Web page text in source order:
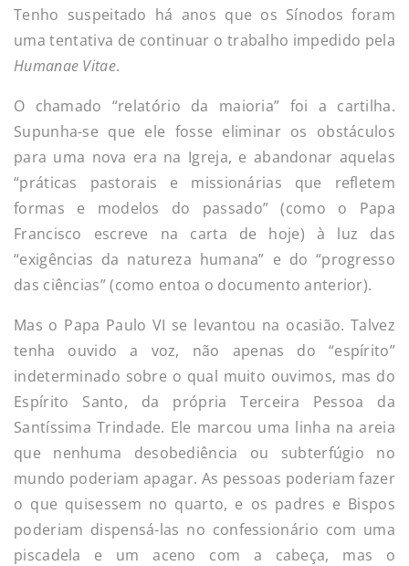
Tenho suspeitado há anos que os Sínodos foram
uma tentativa de continuar o trabalho impedido pela
Humanae Vitae.
O chamado “relatório da maioria” foi a cartilha.
Supunha-se que ele fosse eliminar os obstáculos
para uma nova era na Igreja, e abandonar aquelas
“práticas pastorais e missionárias que refletem
formas e modelos do passado” (como o Papa
Francisco escreve na carta de hoje) à luz das
“exigências da natureza humana” e do “progresso
das ciências” (como entoa o documento anterior).
Mas o Papa Paulo VI se levantou na ocasião. Talvez
tenha ouvido a voz, não apenas do “espírito”
indeterminado sobre o qual muito ouvimos, mas do
Espírito Santo, da própria Terceira Pessoa da
Santíssima Trindade. Ele marcou uma linha na areia
que nenhuma desobediência ou subterfúgio no
mundo poderiam apagar. As pessoas poderiam fazer
o que quisessem no quarto, e os padres e Bispos
poderiam dispensá-las no confessionário com uma
piscadela e um aceno com a cabeça, mas o